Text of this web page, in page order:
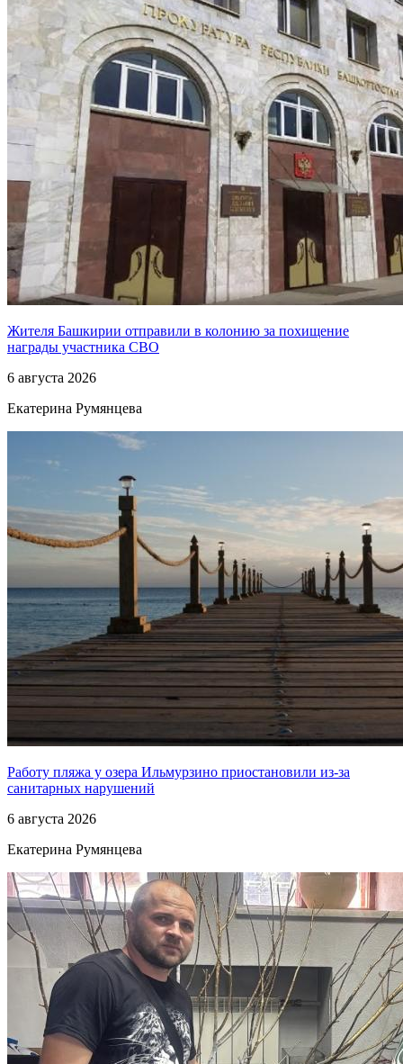
Жителя Башкирии отправили в колонию за похищение
награды участника СВО
6 августа 2026
Екатерина Румянцева
Работу пляжа у озера Ильмурзино приостановили из-за
санитарных нарушений
6 августа 2026
Екатерина Румянцева